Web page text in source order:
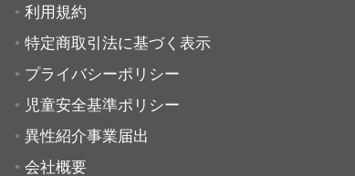
利用規約
特定商取引法に基づく表示
プライバシーポリシー
児童安全基準ポリシー
異性紹介事業届出
会社概要